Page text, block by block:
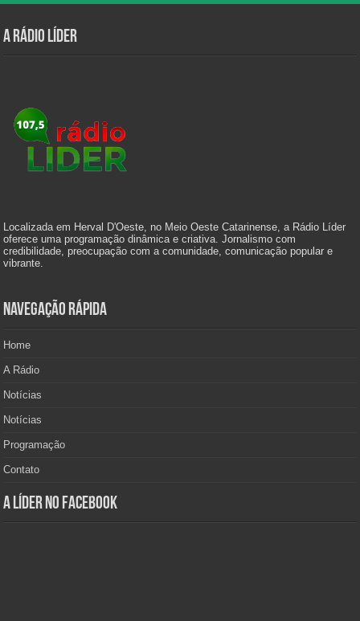
A Rádio Líder
Localizada em Herval D'Oeste, no Meio Oeste Catarinense, a Rádio Líder
oferece uma programação dinâmica e criativa. Jornalismo com
credibilidade, preocupação com a comunidade, comunicação popular e
vibrante.
Navegação Rápida
Home
A Rádio
Notícias
Notícias
Programação
Contato
A Líder no Facebook